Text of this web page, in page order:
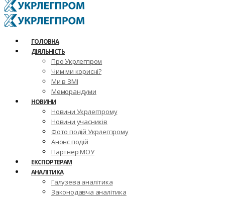
ГОЛОВНА
ДІЯЛЬНІСТЬ
Про Укрлегпром
Чим ми корисні?
Ми в ЗМІ
Меморандуми
НОВИНИ
Новини Укрлегпрому
Новини учасників
Фото подій Укрлегпрому
Анонс подій
Партнер МОУ
ЕКСПОРТЕРАМ
АНАЛІТИКА
Галузева аналітика
Законодавча аналітика